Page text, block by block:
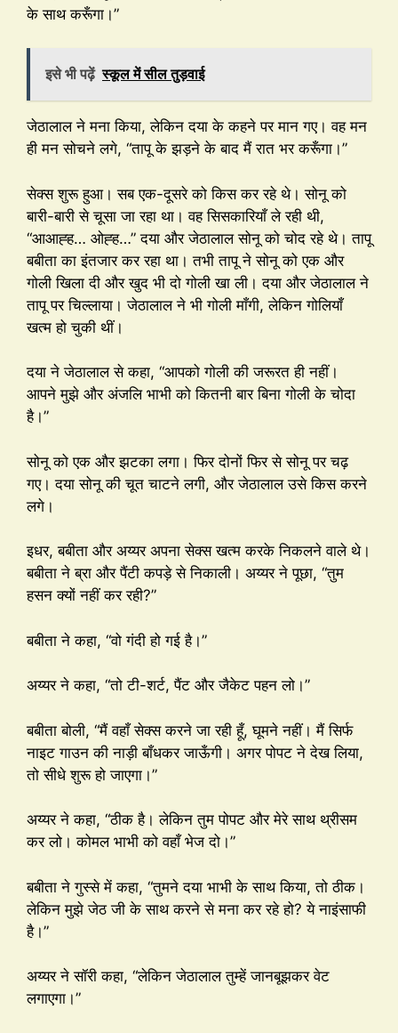
के साथ करूँगा।”
इसे भी पढ़ें स्कूल में सील तुड़वाई
जेठालाल ने मना किया, लेकिन दया के कहने पर मान गए। वह मन
ही मन सोचने लगे, “तापू के झड़ने के बाद मैं रात भर करूँगा।”
सेक्स शुरू हुआ। सब एक-दूसरे को किस कर रहे थे। सोनू को
बारी-बारी से चूसा जा रहा था। वह सिसकारियाँ ले रही थी,
“आआह्ह… ओह्ह…” दया और जेठालाल सोनू को चोद रहे थे। तापू
बबीता का इंतजार कर रहा था। तभी तापू ने सोनू को एक और
गोली खिला दी और खुद भी दो गोली खा ली। दया और जेठालाल ने
तापू पर चिल्लाया। जेठालाल ने भी गोली माँगी, लेकिन गोलियाँ
खत्म हो चुकी थीं।
दया ने जेठालाल से कहा, “आपको गोली की जरूरत ही नहीं।
आपने मुझे और अंजलि भाभी को कितनी बार बिना गोली के चोदा
है।”
सोनू को एक और झटका लगा। फिर दोनों फिर से सोनू पर चढ़
गए। दया सोनू की चूत चाटने लगी, और जेठालाल उसे किस करने
लगे।
इधर, बबीता और अय्यर अपना सेक्स खत्म करके निकलने वाले थे।
बबीता ने ब्रा और पैंटी कपड़े से निकाली। अय्यर ने पूछा, “तुम
हसन क्यों नहीं कर रही?”
बबीता ने कहा, “वो गंदी हो गई है।”
अय्यर ने कहा, “तो टी-शर्ट, पैंट और जैकेट पहन लो।”
बबीता बोली, “मैं वहाँ सेक्स करने जा रही हूँ, घूमने नहीं। मैं सिर्फ
नाइट गाउन की नाड़ी बाँधकर जाऊँगी। अगर पोपट ने देख लिया,
तो सीधे शुरू हो जाएगा।”
अय्यर ने कहा, “ठीक है। लेकिन तुम पोपट और मेरे साथ थ्रीसम
कर लो। कोमल भाभी को वहाँ भेज दो।”
बबीता ने गुस्से में कहा, “तुमने दया भाभी के साथ किया, तो ठीक।
लेकिन मुझे जेठ जी के साथ करने से मना कर रहे हो? ये नाइंसाफी
है।”
अय्यर ने सॉरी कहा, “लेकिन जेठालाल तुम्हें जानबूझकर वेट
लगाएगा।”